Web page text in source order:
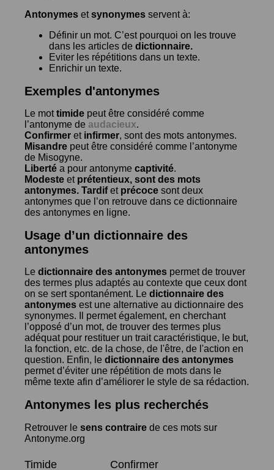
Antonymes etsynonymes servent à:
Définir un mot. C’est pourquoi on les trouve
dans les articles de dictionnaire.
Eviter les répétitions dans un texte.
Enrichir un texte.
Exemples d'antonymes
Le mottimide peut être considéré comme
l’antonyme de audacieux.
Confirmer et infirmer, sont des mots antonymes.
Misandre peut être considéré comme l’antonyme
de Misogyne.
Liberté a pour antonyme captivité.
Modeste et prétentieux, sont des mots
antonymes. Tardifet précoce sont deux
antonymes que l’on retrouve dans ce dictionnaire
des antonymes en ligne.
Usage d’un dictionnaire des
antonymes
Le dictionnaire des antonymes permet de trouver
des termes plus adaptés au contexte que ceux dont
on se sert spontanément. Le dictionnaire des
antonymes est une alternative au dictionnaire des
synonymes. Il permet également, en cherchant
l’opposé d’un mot, de trouver des termes plus
adéquat pour restituer un trait caractéristique, le but,
la fonction, etc. de la chose, de l'être, de l'action en
question. Enfin, le dictionnaire des antonymes
permet d’éviter une répétition de mots dans le
même texte afin d’améliorer le style de sa rédaction.
Antonymes les plus recherchés
Retrouver le sens contraire de ces mots sur
Antonyme.org
Timide Confirmer